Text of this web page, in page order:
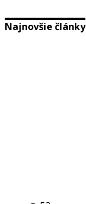
Najnovšie články